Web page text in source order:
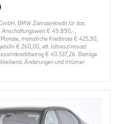
BMW Zielratenkredit für das
Anschaffungswert € 49.890,-,
monatliche Kreditrate € 425,90,
€ 260,00, eff. Jahreszinssatz
€ 40.537,26. Beträge
Änderungen und Irrtümer